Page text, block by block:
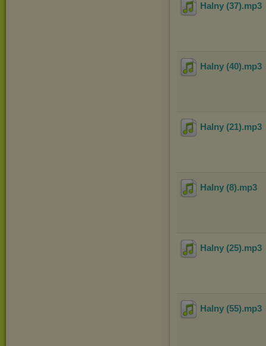
Halny (37).mp3
Halny (40).mp3
Halny (21).mp3
Halny (8).mp3
Halny (25).mp3
Halny (55).mp3